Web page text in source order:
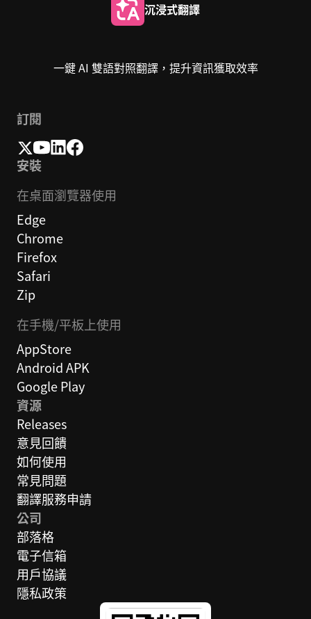
沉浸式翻譯
一鍵 AI 雙語對照翻譯，提升資訊獲取效率
訂閱
安裝
在桌面瀏覽器使用
Edge
Chrome
Firefox
Safari
Zip
在手機/平板上使用
AppStore
Android APK
Google Play
資源
Releases
意見回饋
如何使用
常見問題
翻譯服務申請
公司
部落格
電子信箱
用戶協議
隱私政策